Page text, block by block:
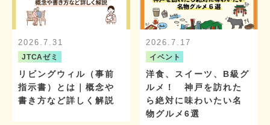
2026.7.31
JTCAゼミ
リビングウィル（事前
指示書）とは｜概念や
書き方など詳しく解説
2026.7.17
イベント
洋食、スイーツ、B級グ
ルメ！ 神戸を訪れた
ら絶対に味わいたい名
物グルメ6選